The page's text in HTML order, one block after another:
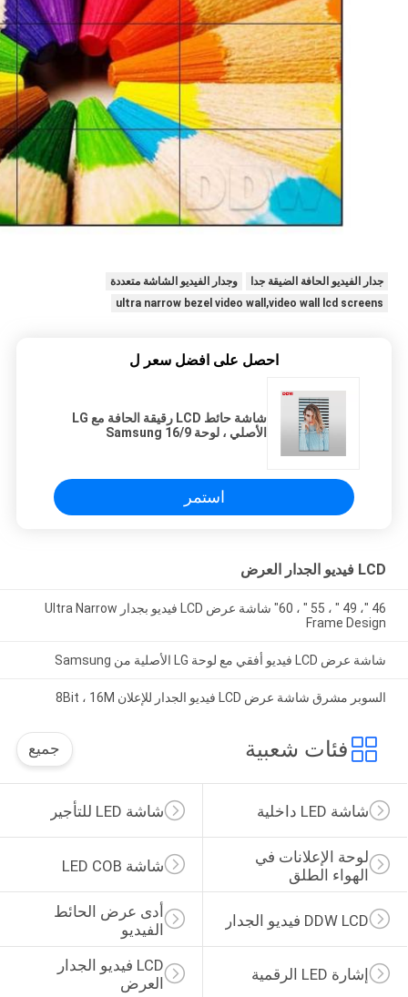
جدار الفيديو الحافة الضيقة جدا
وجدار الفيديو الشاشة متعددة
ultra narrow bezel video wall,video wall lcd screens
احصل على افضل سعر ل
شاشة حائط LCD رقيقة الحافة مع LG
الأصلي ، لوحة Samsung 16/9
استمر
LCD فيديو الجدار العرض
46 "، 49 ″ ، 55 ″ ، 60" شاشة عرض LCD فيديو بجدار Ultra Narrow
Frame Design
شاشة عرض LCD فيديو أفقي مع لوحة LG الأصلية من Samsung
السوبر مشرق شاشة عرض LCD فيديو الجدار للإعلان 8Bit ، 16M
فئات شعبية جميع
شاشة LED للتأجير شاشة LED داخلية
شاشة LED COB
لوحة الإعلانات في
الهواء الطلق
أدى عرض الحائط
الفيديو
DDW LCD فيديو الجدار
LCD فيديو الجدار
العرض
إشارة LED الرقمية